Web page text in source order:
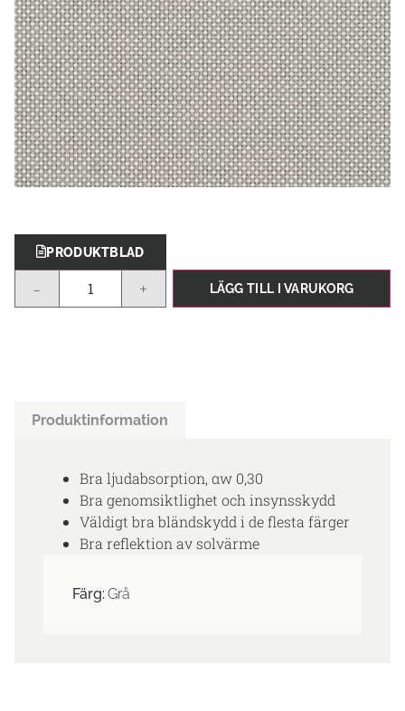
PRODUKTBLAD
- + LÄGG TILL I VARUKORG
Produktinformation
Bra ljudabsorption, αw 0,30
Bra genomsiktlighet och insynsskydd
Väldigt bra bländskydd i de flesta färger
Bra reflektion av solvärme
Färg:Grå